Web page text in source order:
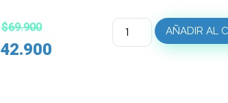
$69.900
42.900
AÑADIR AL